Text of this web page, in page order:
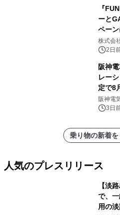
『
ーと
ペー
GR 4
メニュ
株式会
2日
阪神
レー
定で8
発売
阪神電
3日
乗り物の新着
人気のプレスリリース
【淡
で、
用の